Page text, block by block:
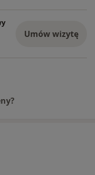
Umów wizytę